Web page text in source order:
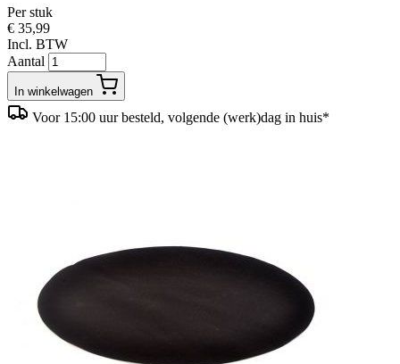
Per stuk
€ 35,99
Incl. BTW
Aantal
In winkelwagen
Voor 15:00 uur besteld, volgende (werk)dag in huis*